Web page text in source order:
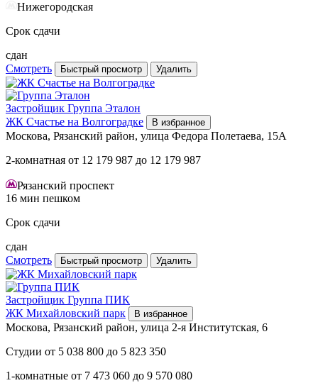
Нижегородская
Срок сдачи
сдан
Смотреть
Быстрый просмотр Удалить
Застройщик Группа Эталон
ЖК Счастье на Волгоградке
В избранное
Москова, Рязанский район, улица Федора Полетаева, 15А
2-комнатная от 12 179 987 до 12 179 987
Рязанский проспект
16 мин пешком
Срок сдачи
сдан
Смотреть
Быстрый просмотр Удалить
Застройщик Группа ПИК
ЖК Михайловский парк
В избранное
Москова, Рязанский район, улица 2-я Институтская, 6
Студии от 5 038 800 до 5 823 350
1-комнатные от 7 473 060 до 9 570 080